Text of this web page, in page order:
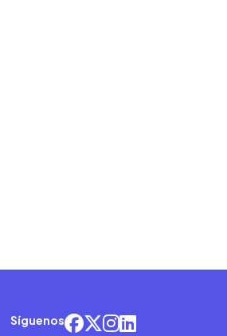
Síguenos